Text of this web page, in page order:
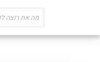
Products
search